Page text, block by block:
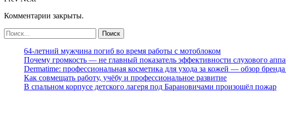
Комментарии закрыты.
64-летний мужчина погиб во время работы с мотоблоком
Почему громкость — не главный показатель эффективности слухового
Dermatime: профессиональная косметика для ухода за кожей — обзор бренда
Как совмещать работу, учёбу и профессиональное развитие
В спальном корпусе детского лагеря под Барановичами произошёл пожар